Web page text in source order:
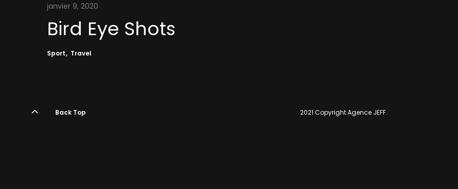
janvier 9, 2020
Bird Eye Shots
Sport Travel
Back Top 2021 Copyright Agence JEFF.